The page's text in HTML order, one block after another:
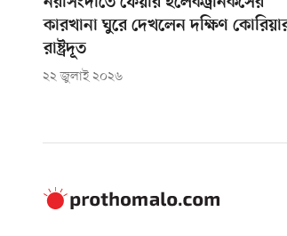
কারখানা ঘুরে দেখলেন দক্ষিণ
রাষ্ট্রদূত
২২ জুলাই ২০২৬